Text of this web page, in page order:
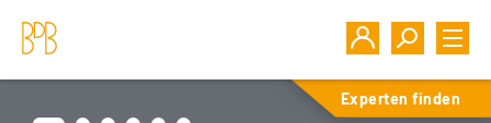
Experten finden